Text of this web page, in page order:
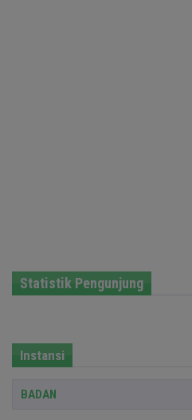
Statistik Pengunjung
Instansi
BADAN